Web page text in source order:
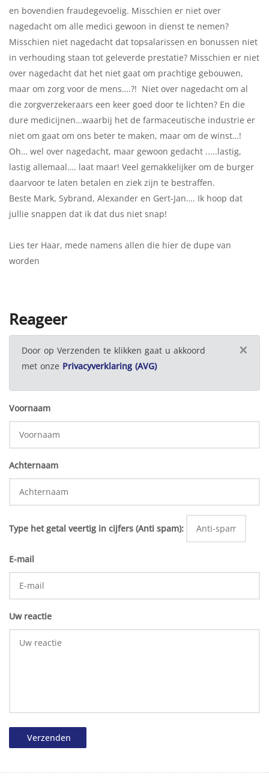
en bovendien fraudegevoelig. Misschien er niet over
nagedacht om alle medici gewoon in dienst te nemen?
Misschien niet nagedacht dat topsalarissen en bonussen niet
in verhouding staan tot geleverde prestatie? Misschien er niet
over nagedacht dat het niet gaat om prachtige gebouwen,
maar om zorg voor de mens….?! Niet over nagedacht om al
die zorgverzekeraars een keer goed door te lichten? En die
dure medicijnen…waarbij het de farmaceutische industrie er
niet om gaat om ons beter te maken, maar om de winst…!
Oh… wel over nagedacht, maar gewoon gedacht .....lastig,
lastig allemaal…. laat maar! Veel gemakkelijker om de burger
daarvoor te laten betalen en ziek zijn te bestraffen.
Beste Mark, Sybrand, Alexander en Gert-Jan…. Ik hoop dat
jullie snappen dat ik dat dus niet snap!
Lies ter Haar, mede namens allen die hier de dupe van
worden
Reageer
×
Door op Verzenden te klikken gaat u akkoord
met onze Privacyverklaring (AVG)
Voornaam
Achternaam
Type het getal veertig in cijfers (Anti spam):
E-mail
Uw reactie
Verzenden